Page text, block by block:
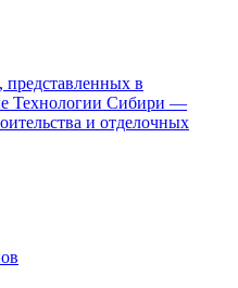
представленных в
Технологии Сибири —
и отделочных